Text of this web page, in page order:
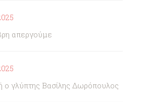
απεργούμε
γλύπτης Βασίλης Δωρόπουλος